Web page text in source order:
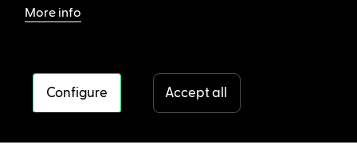
More info
Configure Accept all